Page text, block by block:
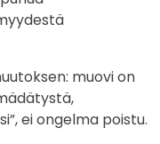
muovi on
ei ongelma poistu.